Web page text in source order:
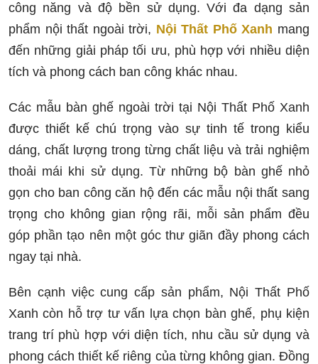
công năng và độ bền sử dụng. Với đa dạng sản
phẩm nội thất ngoài trời, Nội Thất Phố Xanh mang
đến những giải pháp tối ưu, phù hợp với nhiều diện
tích và phong cách ban công khác nhau.
Các mẫu bàn ghế ngoài trời tại Nội Thất Phố Xanh
được thiết kế chú trọng vào sự tinh tế trong kiểu
dáng, chất lượng trong từng chất liệu và trải nghiệm
thoải mái khi sử dụng. Từ những bộ bàn ghế nhỏ
gọn cho ban công căn hộ đến các mẫu nội thất sang
trọng cho không gian rộng rãi, mỗi sản phẩm đều
góp phần tạo nên một góc thư giãn đầy phong cách
ngay tại nhà.
Bên cạnh việc cung cấp sản phẩm, Nội Thất Phố
Xanh còn hỗ trợ tư vấn lựa chọn bàn ghế, phụ kiện
trang trí phù hợp với diện tích, nhu cầu sử dụng và
phong cách thiết kế riêng của từng không gian. Đồng